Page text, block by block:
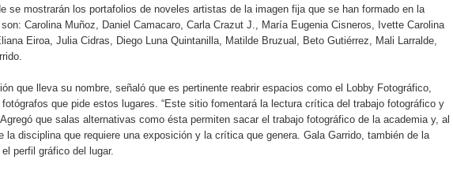
se mostrarán los portafolios de noveles artistas de la imagen fija que se han formado en la
Carolina Muñoz, Daniel Camacaro, Carla Crazut J., María Eugenia Cisneros, Ivette Carolina
Eiroa, Julia Cidras, Diego Luna Quintanilla, Matilde Bruzual, Beto Gutiérrez, Mali Larralde,
que lleva su nombre, señaló que es pertinente reabrir espacios como el Lobby Fotográfico,
que pide estos lugares. “Este sitio fomentará la lectura crítica del trabajo fotográfico y
que salas alternativas como ésta permiten sacar el trabajo fotográfico de la academia y, al
la disciplina que requiere una exposición y la crítica que genera. Gala Garrido, también de la
perfil gráfico del lugar.